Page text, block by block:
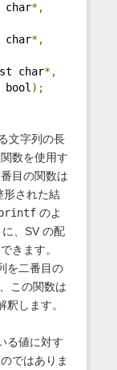
char*,
char*,
char*,
bool );
文字列の長
数を使用す
目の関数は
された結
のよ
、SV の配
きます。
を二番目の
この関数は
します。
る値に対す
ではありま